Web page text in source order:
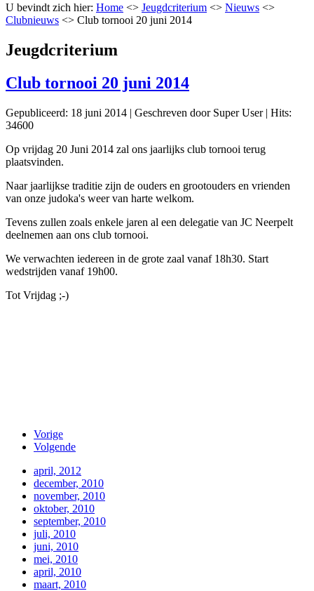
U bevindt zich hier: Home <> Jeugdcriterium <> Nieuws <>
Clubnieuws <> Club tornooi 20 juni 2014
Jeugdcriterium
Club tornooi 20 juni 2014
Gepubliceerd: 18 juni 2014 | Geschreven door Super User| Hits:
34600
Op vrijdag 20 Juni 2014 zal ons jaarlijks club tornooi terug
plaatsvinden.
Naar jaarlijkse traditie zijn de ouders en grootouders en vrienden
van onze judoka's weer van harte welkom.
Tevens zullen zoals enkele jaren al een delegatie van JC Neerpelt
deelnemen aan ons club tornooi.
We verwachten iedereen in de grote zaal vanaf 18h30. Start
wedstrijden vanaf 19h00.
Tot Vrijdag ;-)
Vorige
Volgende
april, 2012
december, 2010
november, 2010
oktober, 2010
september, 2010
juli, 2010
juni, 2010
mei, 2010
april, 2010
maart, 2010